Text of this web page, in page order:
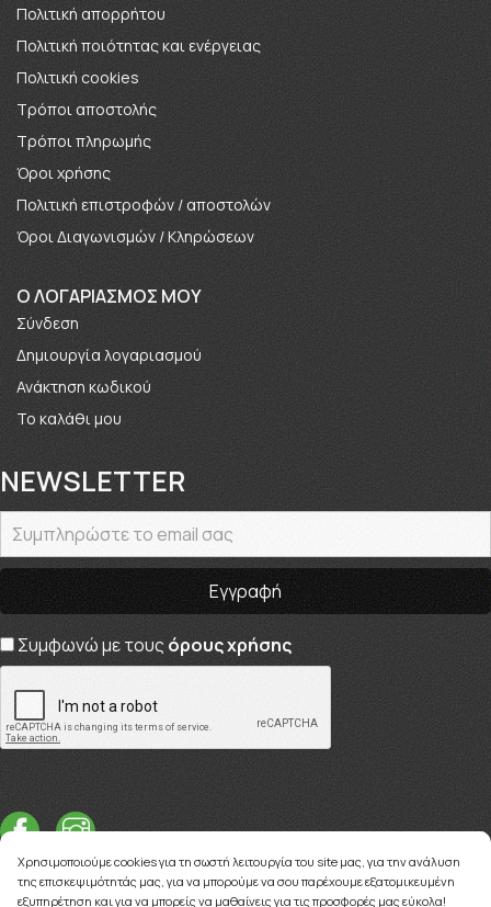
Πολιτική απορρήτου
Πολιτική ποιότητας και ενέργειας
Πολιτική cookies
Τρόποι αποστολής
Τρόποι πληρωμής
Όροι χρήσης
Πολιτική επιστροφών / αποστολών
Όροι Διαγωνισμών / Κληρώσεων
O ΛΟΓΑΡΙΑΣΜΟΣ ΜΟΥ
Σύνδεση
Δημιουργία λογαριασμού
Ανάκτηση κωδικού
Το καλάθι μου
NEWSLETTER
Συμφωνώ με τους όρους χρήσης
Χρησιμοποιούμε cookies για τη σωστή λειτουργία του site μας, για την ανάλυση
της επισκεψιμότητάς μας, για να μπορούμε να σου παρέχουμε εξατομικευμένη
εξυπηρέτηση και για να μπορείς να μαθαίνεις για τις προσφορές μας εύκολα!